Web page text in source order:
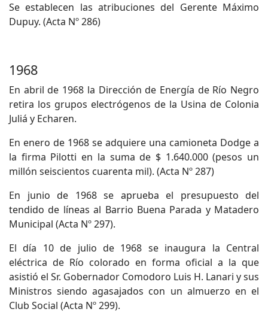
Se establecen las atribuciones del Gerente Máximo
Dupuy. (Acta Nº 286)
1968
En abril de 1968 la Dirección de Energía de Río Negro
retira los grupos electrógenos de la Usina de Colonia
Juliá y Echaren.
En enero de 1968 se adquiere una camioneta Dodge a
la firma Pilotti en la suma de $ 1.640.000 (pesos un
millón seiscientos cuarenta mil). (Acta Nº 287)
En junio de 1968 se aprueba el presupuesto del
tendido de líneas al Barrio Buena Parada y Matadero
Municipal (Acta Nº 297).
El día 10 de julio de 1968 se inaugura la Central
eléctrica de Río colorado en forma oficial a la que
asistió el Sr. Gobernador Comodoro Luis H. Lanari y sus
Ministros siendo agasajados con un almuerzo en el
Club Social (Acta Nº 299).